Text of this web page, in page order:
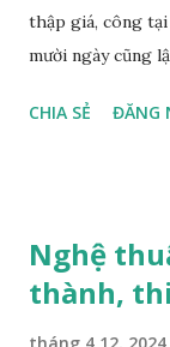
thập giá, công
mười ngày cũng
được một số
với những người
Thu thủy” viết
CHIA SẺ ĐĂNG
Nghệ
thành,